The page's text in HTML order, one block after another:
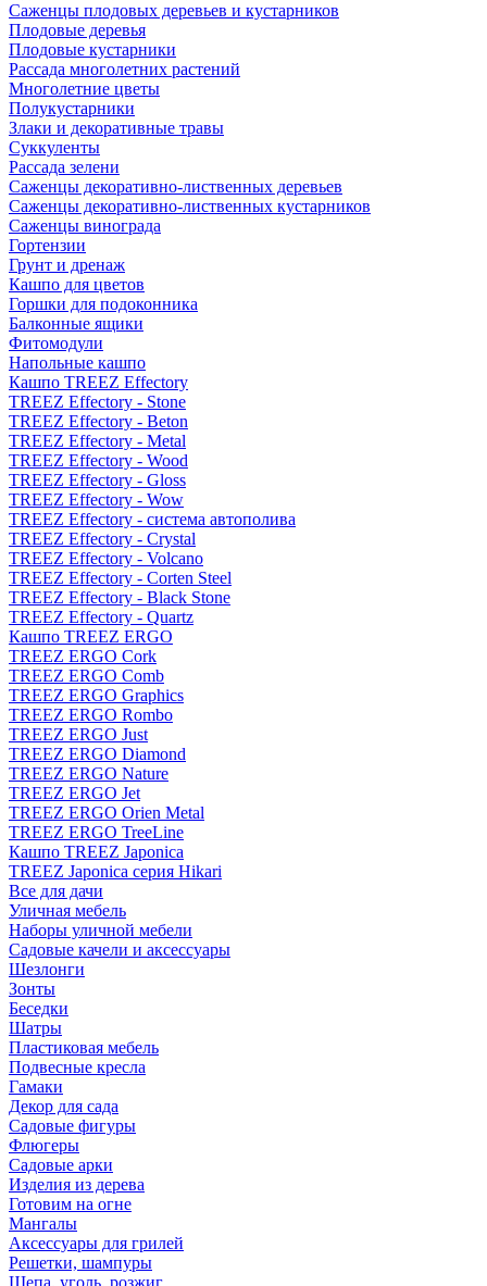
Саженцы плодовых деревьев и кустарников
Плодовые деревья
Плодовые кустарники
Рассада многолетних растений
Многолетние цветы
Полукустарники
Злаки и декоративные травы
Суккуленты
Рассада зелени
Саженцы декоративно-лиственных деревьев
Саженцы декоративно-лиственных кустарников
Саженцы винограда
Гортензии
Грунт и дренаж
Кашпо для цветов
Горшки для подоконника
Балконные ящики
Фитомодули
Напольные кашпо
Кашпо TREEZ Effectory
TREEZ Effectory - Stone
TREEZ Effectory - Beton
TREEZ Effectory - Metal
TREEZ Effectory - Wood
TREEZ Effectory - Gloss
TREEZ Effectory - Wow
TREEZ Effectory - система автополива
TREEZ Effectory - Crystal
TREEZ Effectory - Volcano
TREEZ Effectory - Corten Steel
TREEZ Effectory - Black Stone
TREEZ Effectory - Quartz
Кашпо TREEZ ERGO
TREEZ ERGO Cork
TREEZ ERGO Comb
TREEZ ERGO Graphics
TREEZ ERGO Rombo
TREEZ ERGO Just
TREEZ ERGO Diamond
TREEZ ERGO Nature
TREEZ ERGO Jet
TREEZ ERGO Orien Metal
TREEZ ERGO TreeLine
Кашпо TREEZ Japonica
TREEZ Japonica серия Hikari
Все для дачи
Уличная мебель
Наборы уличной мебели
Садовые качели и аксессуары
Шезлонги
Зонты
Беседки
Шатры
Пластиковая мебель
Подвесные кресла
Гамаки
Декор для сада
Садовые фигуры
Флюгеры
Садовые арки
Изделия из дерева
Готовим на огне
Мангалы
Аксессуары для грилей
Решетки, шампуры
Щепа, уголь, розжиг